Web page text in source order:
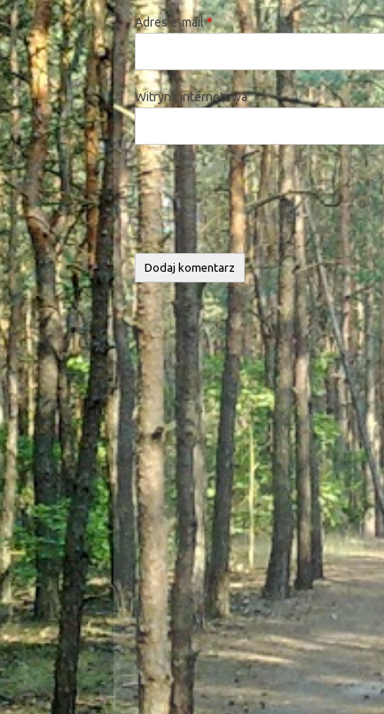
Adres e-mail*
Witryna internetowa